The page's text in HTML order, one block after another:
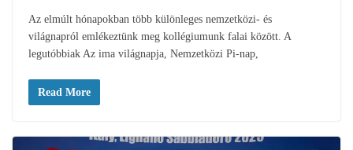
Az elmúlt hónapokban több különleges nemzetközi- és
világnapról emlékeztünk meg kollégiumunk falai között. A
legutóbbiak Az ima világnapja, Nemzetközi Pi-nap,
Read More